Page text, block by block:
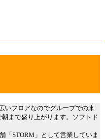
いフロアなのでグループでの来
まで盛り上がります。ソフトド
「STORM」として営業していま